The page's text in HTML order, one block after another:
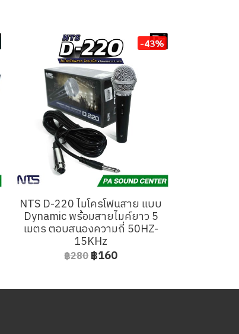
-43%
NTS D-220 ไมโครโฟนสาย แบบ
Dynamic พร้อมสายไมค์ยาว 5
เมตร ตอบสนองความถี่ 50HZ-
15KHz
฿280฿160